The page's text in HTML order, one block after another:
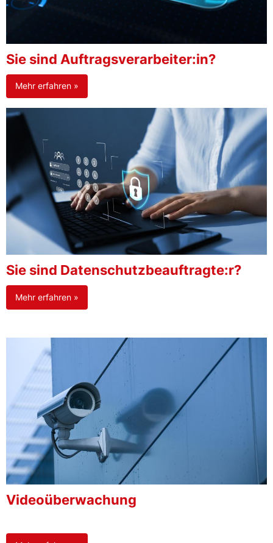
Sie sind Auftragsverarbeiter:in?
Mehr erfahren »
Sie sind Datenschutzbeauftragte:r?
Mehr erfahren »
Videoüberwachung